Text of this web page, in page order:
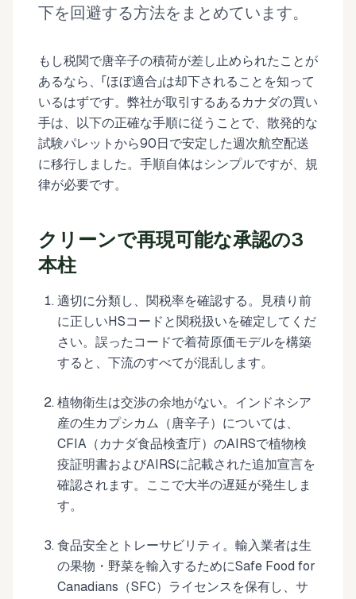
下を回避する方法をまとめています。
もし税関で唐辛子の積荷が差し止められたことが
あるなら、「ほぼ適合」は却下されることを知って
いるはずです。弊社が取引するあるカナダの買い
手は、以下の正確な手順に従うことで、散発的な
試験パレットから90日で安定した週次航空配送
に移行しました。手順自体はシンプルですが、規
律が必要です。
クリーンで再現可能な承認の3
本柱
適切に分類し、関税率を確認する。見積り前
に正しいHSコードと関税扱いを確定してくだ
さい。誤ったコードで着荷原価モデルを構築
すると、下流のすべてが混乱します。
植物衛生は交渉の余地がない。インドネシア
産の生カプシカム（唐辛子）については、
CFIA（カナダ食品検査庁）のAIRSで植物検
疫証明書およびAIRSに記載された追加宣言を
確認されます。ここで大半の遅延が発生しま
す。
食品安全とトレーサビリティ。輸入業者は生
の果物・野菜を輸入するためにSafe Food for
Canadians（SFC）ライセンスを保有し、サ